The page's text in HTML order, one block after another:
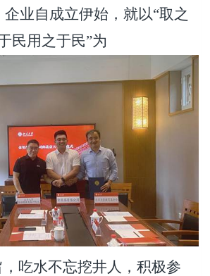
业自成立伊始，就以“取之
民用之于民”为
，吃水不忘挖井人，积极参